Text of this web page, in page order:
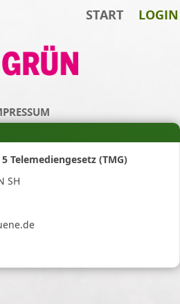
START LOGIN
Telemediengesetz (TMG)
SH